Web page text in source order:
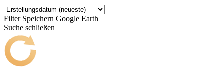
Filter Speichern Google Earth
Suche schließen